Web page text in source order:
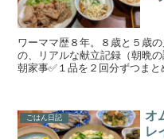
ワーママ歴８年。８歳と５歳
の、リアルな献立記録（朝晩
朝家事✅１品を２回分ずつま
ごはん日記
オ
レ